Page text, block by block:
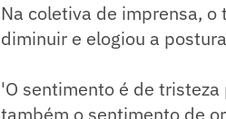
Na coletiva de imprensa,
diminuir e elogiou a
'O sentimento é de
também o sentimento de